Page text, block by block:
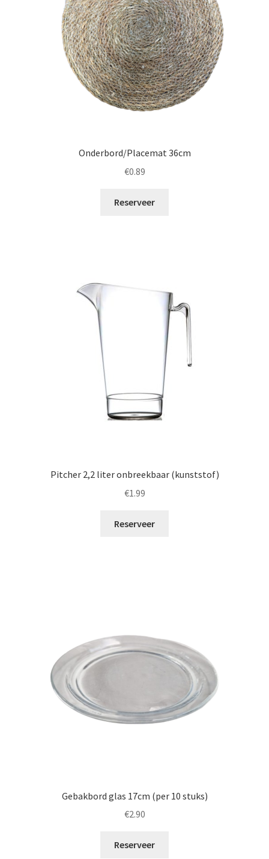
Onderbord/Placemat 36cm
€0.89
Reserveer
Pitcher 2,2 liter onbreekbaar (kunststof)
€1.99
Reserveer
Gebakbord glas 17cm (per 10 stuks)
€2.90
Reserveer